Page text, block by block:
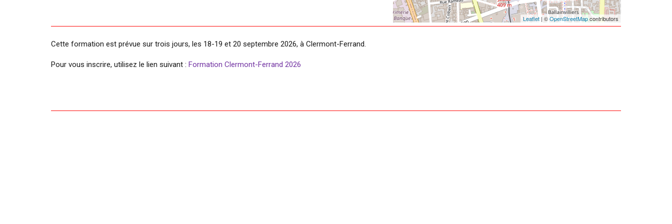
Leaflet | ©OpenStreetMapcontributors
Cette formation est prévue sur trois jours, les 18-19 et 20 septembre 2026, à Clermont-Ferrand.
Pour vous inscrire, utilisez le lien suivant : Formation Clermont-Ferrand 2026